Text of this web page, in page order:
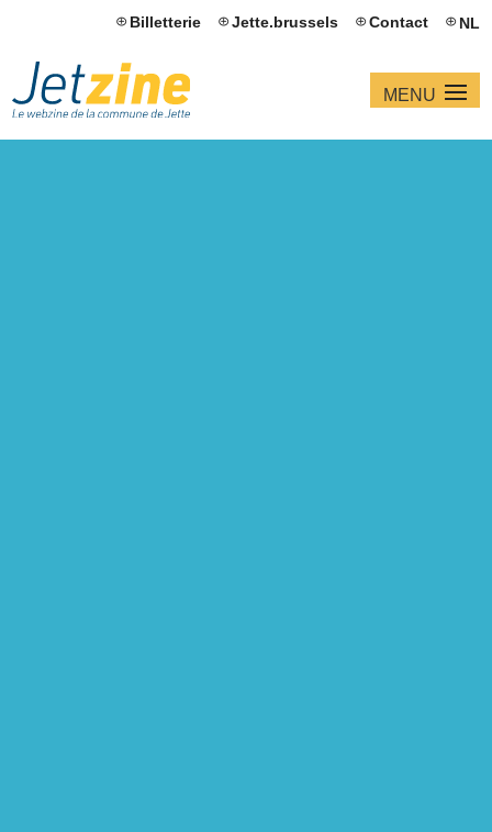
Billetterie Jette.brussels Contact NL